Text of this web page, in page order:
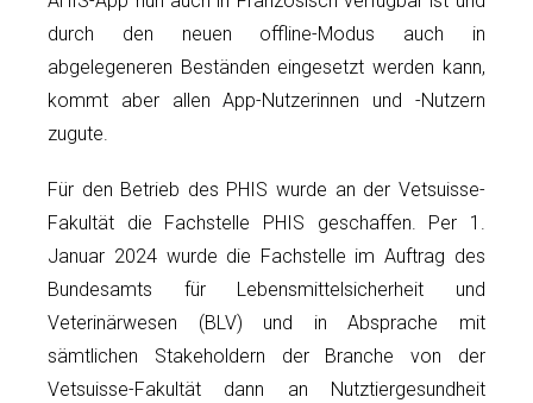
durch den neuen offline-Modus auch in
abgelegeneren Beständen eingesetzt werden kann,
kommt aber allen App-Nutzerinnen und -Nutzern
zugute.
Für den Betrieb des PHIS wurde an der Vetsuisse-
Fakultät die Fachstelle PHIS geschaffen. Per 1.
Januar 2024 wurde die Fachstelle im Auftrag des
Bundesamts für Lebensmittelsicherheit und
Veterinärwesen (BLV) und in Absprache mit
sämtlichen Stakeholdern der Branche von der
Vetsuisse-Fakultät dann an Nutztiergesundheit